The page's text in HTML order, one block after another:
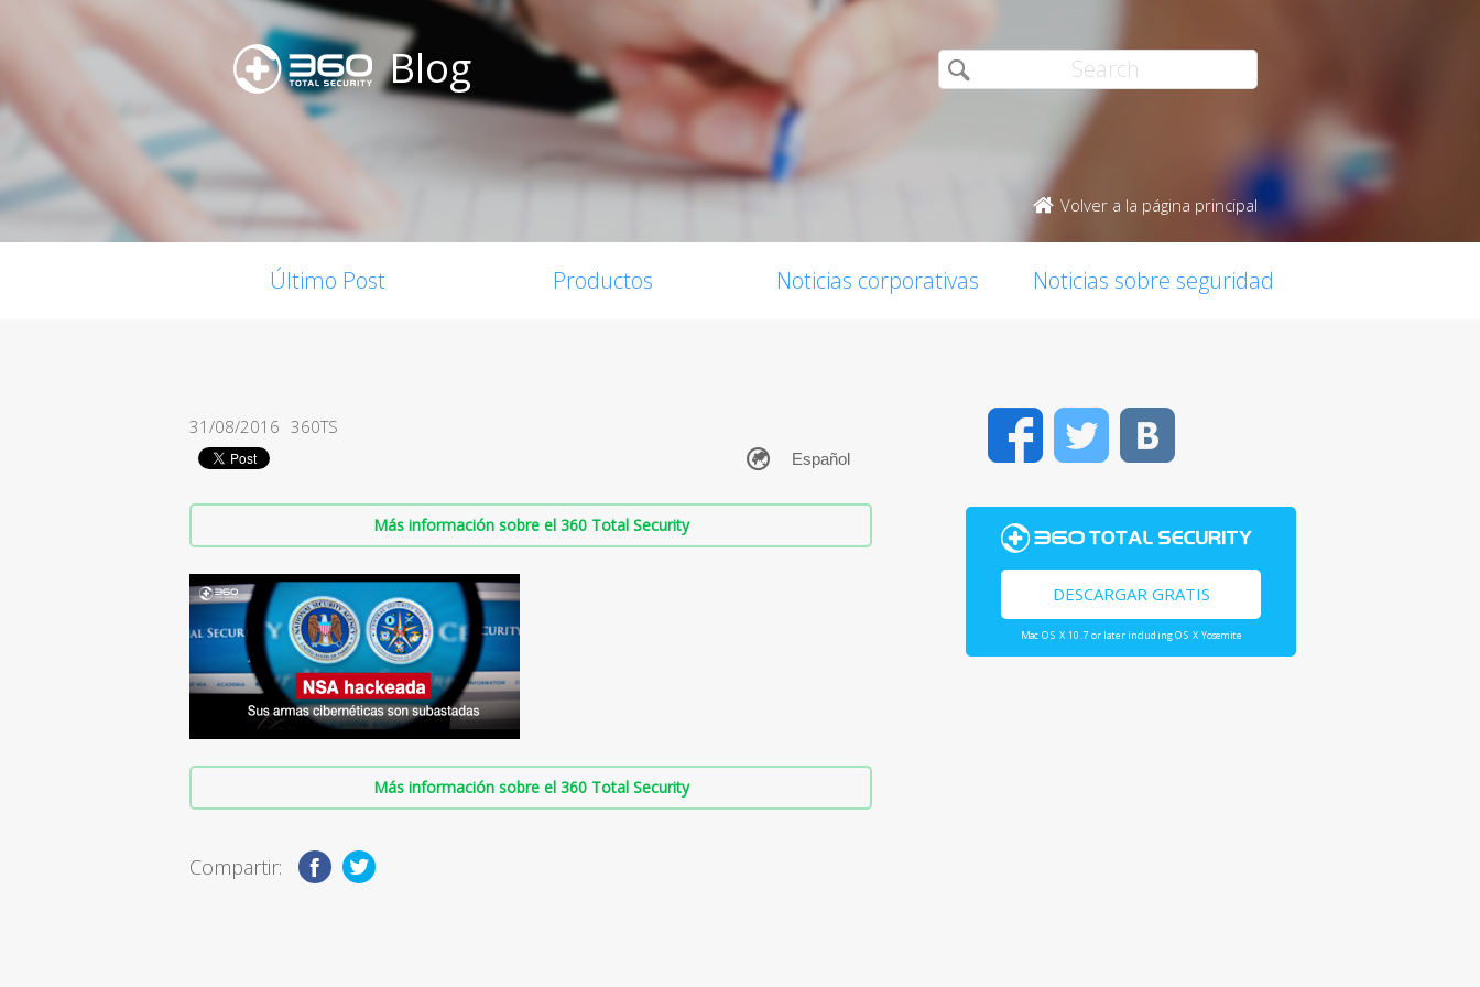
Blog
Volver a la página principal
Último Post Productos Noticias corporativas Noticias sobre seguridad
31/08/2016 360TS
Más información sobre el 360 Total Security
Más información sobre el 360 Total Security
Compartir:
FacebookTwitter
DESCARGAR GRATIS
Mac OS X 10.7 or later including OS X Yosemite